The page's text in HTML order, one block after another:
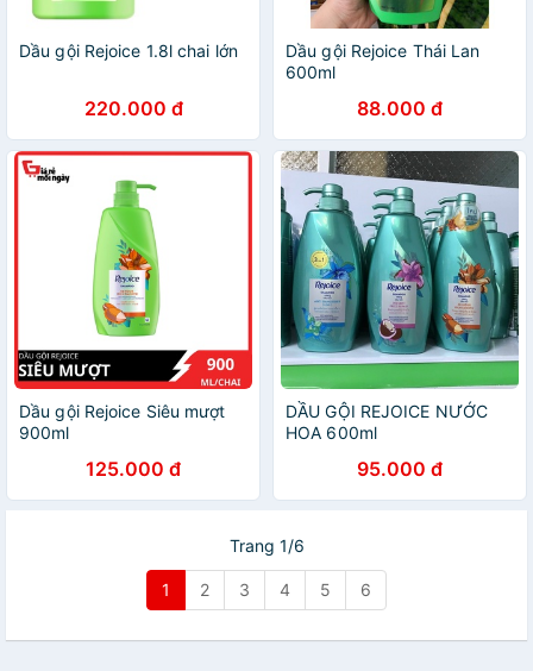
Dầu gội Rejoice 1.8l chai lớn
220.000 đ
Dầu gội Rejoice Thái Lan
600ml
88.000 đ
Dầu gội Rejoice Siêu mượt
900ml
125.000 đ
DẦU GỘI REJOICE NƯỚC
HOA 600ml
95.000 đ
Trang 1/6
1 2 3 4 5 6